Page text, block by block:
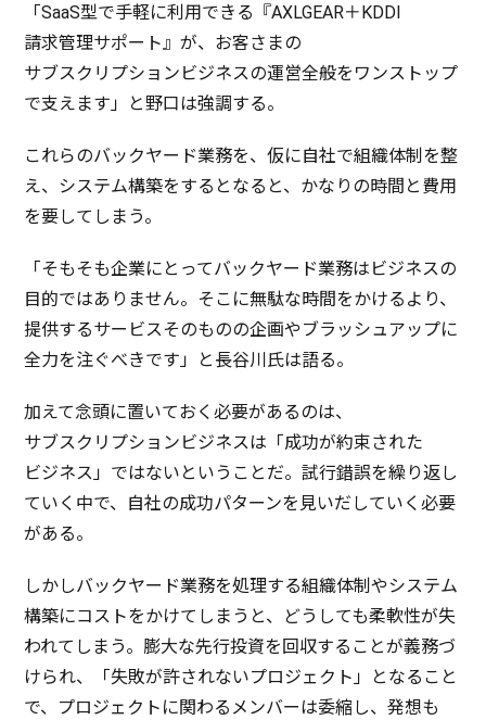
「SaaS型で手軽に利用できる『AXLGEAR＋KDDI
請求管理サポート』が、お客さまの
サブスクリプションビジネスの運営全般を ワンストップ
で支えます」と野口は強調する。
これらのバックヤード業務を、仮に自社で組織体制 を整
え、 システム構築をするとなると、かなりの時間 と 費用
を要してしまう。
「そもそも企業にとってバックヤード業務は ビジネスの
目的ではありません。そこに無駄な時間をかけるより、
提供するサービスそのものの企画やブラッシュアップに
全力を注ぐべきです」と 長谷川氏は語る。
加えて念頭に置いておく必要があるのは、
サブスクリプションビジネスは「成功が約束された
ビジネス」ではないということだ。試行錯誤を繰り返し
ていく中で、 自社の成功パターンを見いだしていく必要
がある。
しかしバックヤード業務を処理する組織体制やシステム
構築にコストをかけてしまうと、どうしても柔軟性が失
われてしまう。 膨大な先行投資を 回収することが義務づ
けられ、「失敗が許されないプロジェクト」となること
で、 プロジェクト に関わる メンバーは委縮 し、発想も